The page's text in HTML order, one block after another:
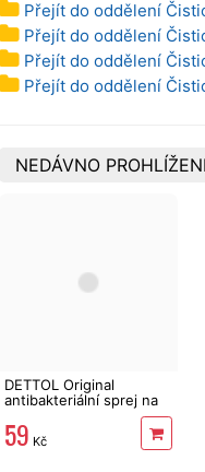
Přejít do oddělení
Přejít do oddělení
Přejít do oddělení
Přejít do oddělení
NEDÁVNO
DETTOL Original
antibakteriální sprej na
59 Kč